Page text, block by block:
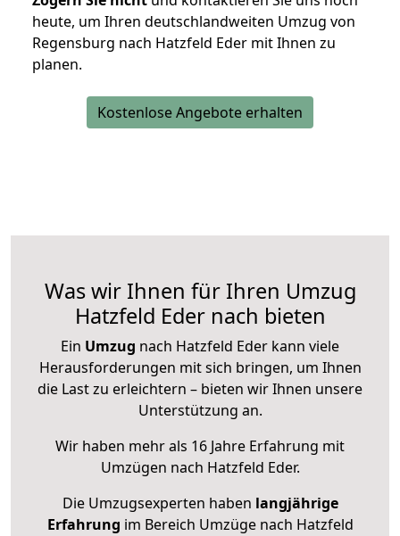
heute, um Ihren deutschlandweiten Umzug von
Regensburg nach Hatzfeld Eder mit Ihnen zu
planen.
Kostenlose Angebote erhalten
Was wir Ihnen für Ihren Umzug
Hatzfeld Eder nach bieten
Ein Umzug nach Hatzfeld Eder kann viele
Herausforderungen mit sich bringen, um Ihnen
die Last zu erleichtern – bieten wir Ihnen unsere
Unterstützung an.
Wir haben mehr als 16 Jahre Erfahrung mit
Umzügen nach Hatzfeld Eder.
Die Umzugsexperten haben langjährige
Erfahrung im Bereich Umzüge nach Hatzfeld